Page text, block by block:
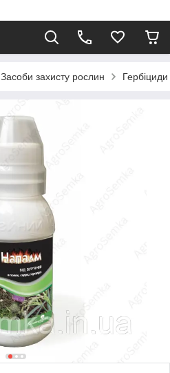
Засоби захисту рослин Гербіциди